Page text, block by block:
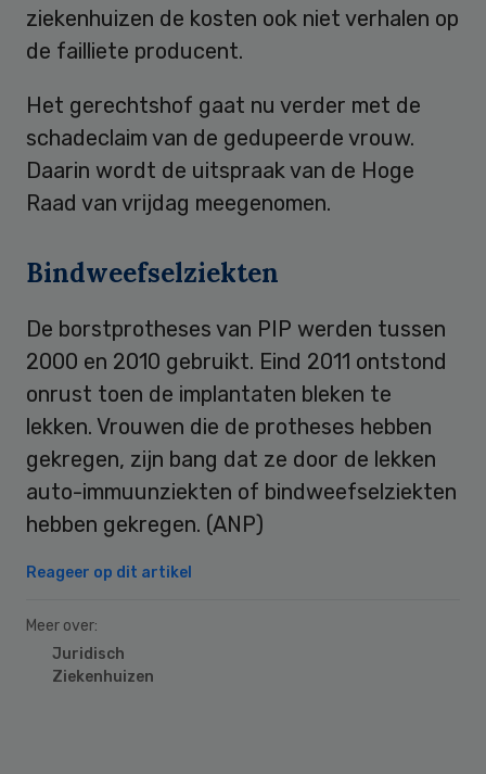
ziekenhuizen de kosten ook niet verhalen op
de failliete producent.
Het gerechtshof gaat nu verder met de
schadeclaim van de gedupeerde vrouw.
Daarin wordt de uitspraak van de Hoge
Raad van vrijdag meegenomen.
Bindweefselziekten
De borstprotheses van PIP werden tussen
2000 en 2010 gebruikt. Eind 2011 ontstond
onrust toen de implantaten bleken te
lekken. Vrouwen die de protheses hebben
gekregen, zijn bang dat ze door de lekken
auto-immuunziekten of bindweefselziekten
hebben gekregen. (ANP)
Reageer op dit artikel
Meer over:
Juridisch
Ziekenhuizen